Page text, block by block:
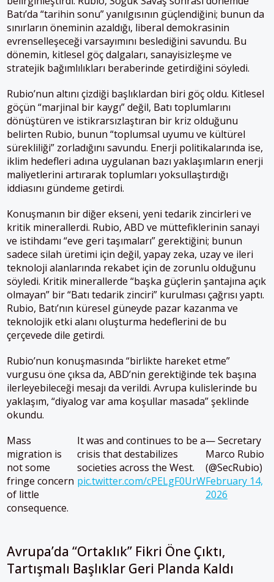
Batı’da “tarihin sonu” yanılgısının güçlendiğini; bunun da
sınırların öneminin azaldığı, liberal demokrasinin
evrenselleşeceği varsayımını beslediğini savundu. Bu
dönemin, kitlesel göç dalgaları, sanayisizleşme ve
stratejik bağımlılıkları beraberinde getirdiğini söyledi.
Rubio’nun altını çizdiği başlıklardan biri göç oldu. Kitlesel
göçün “marjinal bir kaygı” değil, Batı toplumlarını
dönüştüren ve istikrarsızlaştıran bir kriz olduğunu
belirten Rubio, bunun “toplumsal uyumu ve kültürel
sürekliliği” zorladığını savundu. Enerji politikalarında ise,
iklim hedefleri adına uygulanan bazı yaklaşımların enerji
maliyetlerini artırarak toplumları yoksullaştırdığı
iddiasını gündeme getirdi.
Konuşmanın bir diğer ekseni, yeni tedarik zincirleri ve
kritik minerallerdi. Rubio, ABD ve müttefiklerinin sanayi
ve istihdamı “eve geri taşımaları” gerektiğini; bunun
sadece silah üretimi için değil, yapay zeka, uzay ve ileri
teknoloji alanlarında rekabet için de zorunlu olduğunu
söyledi. Kritik minerallerde “başka güçlerin şantajına açık
olmayan” bir “Batı tedarik zinciri” kurulması çağrısı yaptı.
Rubio, Batı’nın küresel güneyde pazar kazanma ve
teknolojik etki alanı oluşturma hedeflerini de bu
çerçevede dile getirdi.
Rubio’nun konuşmasında “birlikte hareket etme”
vurgusu öne çıksa da, ABD’nin gerektiğinde tek başına
ilerleyebileceği mesajı da verildi. Avrupa kulislerinde bu
yaklaşım, “diyalog var ama koşullar masada” şeklinde
okundu.
Mass
migration is
not some
fringe concern
of little
consequence.
It was and continues to be a
crisis that destabilizes
societies across the West.
pic.twitter.com/cPELgF0UrW
— Secretary
Marco Rubio
(@SecRubio)
February 14,
2026
Avrupa’da “Ortaklık” Fikri Öne Çıktı,
Tartışmalı Başlıklar Geri Planda Kaldı